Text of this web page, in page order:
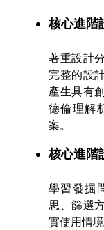
核心進階
著重設計
完整的設
產生具有
德倫理解
案。
核心進階
學習發掘
思、篩選
實使用情